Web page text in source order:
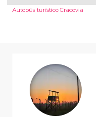
Autobús turístico Cracovia